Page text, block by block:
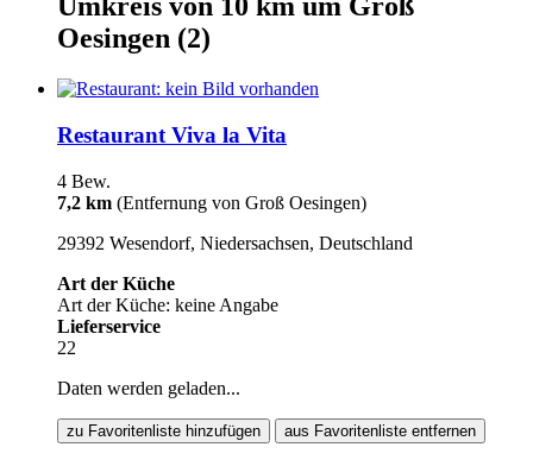
Umkreis von 10 km um Groß
Oesingen (2)
Restaurant Viva la Vita
4 Bew.
7,2 km (Entfernung von Groß Oesingen)
29392 Wesendorf, Niedersachsen, Deutschland
Art der Küche
Art der Küche: keine Angabe
Lieferservice
22
Daten werden geladen...
zu Favoritenliste hinzufügen aus Favoritenliste entfernen